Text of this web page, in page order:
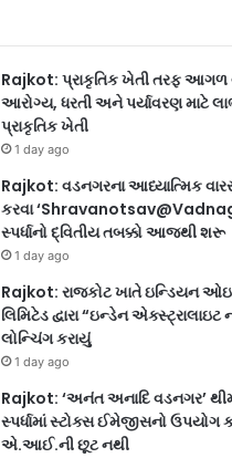
Rajkot: પ્રાકૃતિક ખેતી તરફ આગળ
આરોગ્ય, ધરતી અને પર્યાવરણ માટે
પ્રાકૃતિક ખેતી
1 day ago
Rajkot: વડનગરના આધ્યાત્મિક
કરવા
સ્પર્ધાનો દ્વિતીય તબક્કો આજથી શરૂ
1 day ago
Rajkot: રાજકોટ ખાતે ઇન્ડિયન
લિમિટેડ દ્વારા “ઇન્ડેન એક્સ્ટ્રાલાઇટ
લોન્ચિંગ કરાયું
1 day ago
Rajkot: ‘અનંત અનાદિ વડનગર’
સ્પર્ધામાં સ્ટોક્સ ઈમેજીસનો ઉપયોગ
એ.આઈ.ની છૂટ નથી